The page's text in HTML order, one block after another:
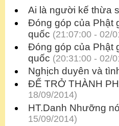
Ai là người kế thừa
Đóng góp của Phật
quốc (21:07:00 - 02/
Đóng góp của Phật
quốc (20:31:00 - 02/
Nghịch duyên và
ĐỂ TRỞ THÀNH
18/09/2014)
HT.Danh Nhưỡng
15/09/2014)